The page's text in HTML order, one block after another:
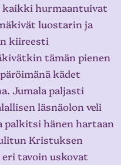
kaikki hurmaantuivat
luostarin ja
kiireesti
tämän pienen
kädet
Jumala paljasti
läsnäolon veli
palkitsi hänen hartaan
Kristuksen
tavoin uskovat